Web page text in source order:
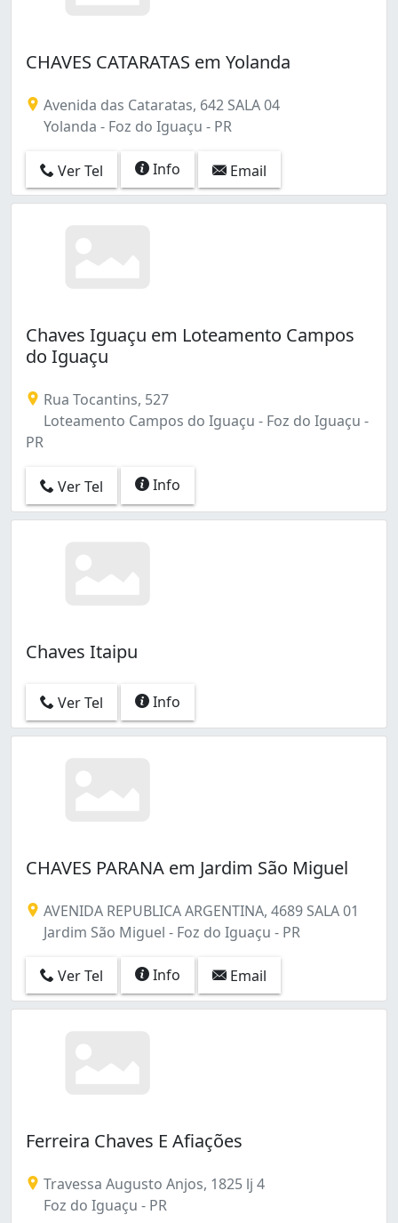
CHAVES CATARATAS em Yolanda
Avenida das Cataratas, 642 SALA 04
Yolanda - Foz do Iguaçu - PR
Ver Tel Info Email
Chaves Iguaçu em Loteamento Campos
do Iguaçu
Rua Tocantins, 527
Loteamento Campos do Iguaçu - Foz do Iguaçu -
PR
Ver Tel Info
Chaves Itaipu
Ver Tel Info
CHAVES PARANA em Jardim São Miguel
AVENIDA REPUBLICA ARGENTINA, 4689 SALA 01
Jardim São Miguel - Foz do Iguaçu - PR
Ver Tel Info Email
Ferreira Chaves E Afiações
Travessa Augusto Anjos, 1825 lj 4
Foz do Iguaçu - PR